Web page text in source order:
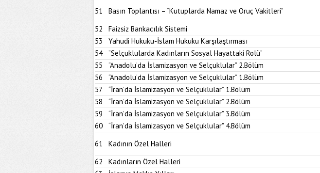
51 Basın Toplantısı – “Kutuplarda Namaz ve Oruç Vakitleri”
52
Faizsiz Bankacılık Sistemi
53
Yahudi Hukuku-İslam Hukuku Karşılaştırması
54
“Selçuklularda Kadınların Sosyal Hayattaki Rolü”
55
“Anadolu’da İslamizasyon ve Selçuklular” 2.Bölüm
56
“Anadolu’da İslamizasyon ve Selçuklular” 1.Bölüm
57
“İran’da İslamizasyon ve Selçuklular” 1.Bölüm
58
“İran’da İslamizasyon ve Selçuklular” 2.Bölüm
59
“İran’da İslamizasyon ve Selçuklular” 3.Bölüm
60
“İran’da İslamizasyon ve Selçuklular” 4.Bölüm
61
Kadının Özel Halleri
62
Kadınların Özel Halleri